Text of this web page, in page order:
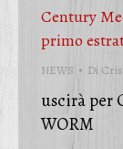
Century
primo
NEWS Di
uscirà per
WORM